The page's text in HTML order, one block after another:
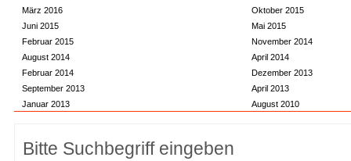
März 2016
Oktober 2015
Juni 2015
Mai 2015
Februar 2015
November 2014
August 2014
April 2014
Februar 2014
Dezember 2013
September 2013
April 2013
Januar 2013
August 2010